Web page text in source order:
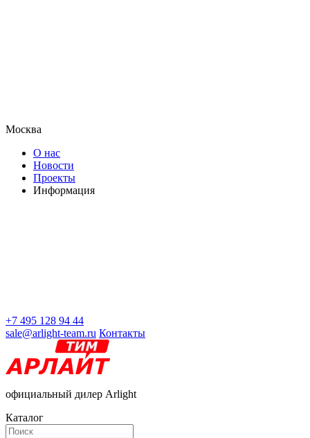
Москва
О нас
Новости
Проекты
Информация
+7 495 128 94 44
sale@arlight-team.ru Контакты
официальный дилер Arlight
Каталог